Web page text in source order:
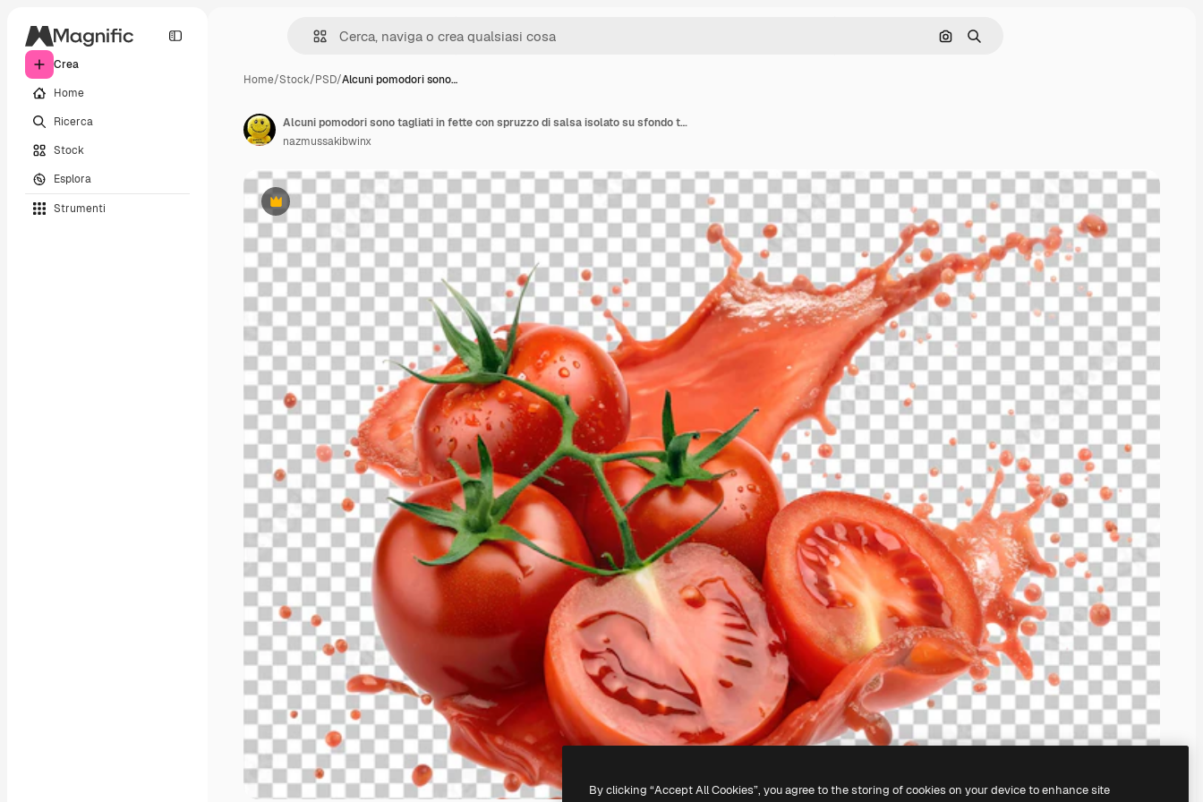
Crea
Home
Ricerca
Stock
Esplora
Strumenti
Cerca per immagine
Ricerca
Home/Stock/PSD/Alcuni pomodori sono…
Premium
Alcuni pomodori sono tagliati in fette con spruzzo di salsa isolato su sfondo trasparente PNG e PSD
nazmussakibwinx
By clicking “Accept All Cookies”, you agree to the storing of cookies on your device to enhance site